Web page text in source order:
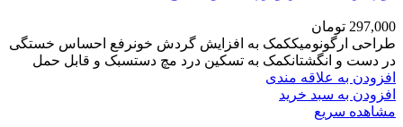
297,000 تومان
طراحی ارگونومیککمک به افزایش گردش خونرفع احساس خستگی
در دست و انگشتانکمک به تسکین درد مچ دستسبک و قابل حمل
افزودن به علاقه مندی
افزودن به سبد خرید
مشاهده سریع